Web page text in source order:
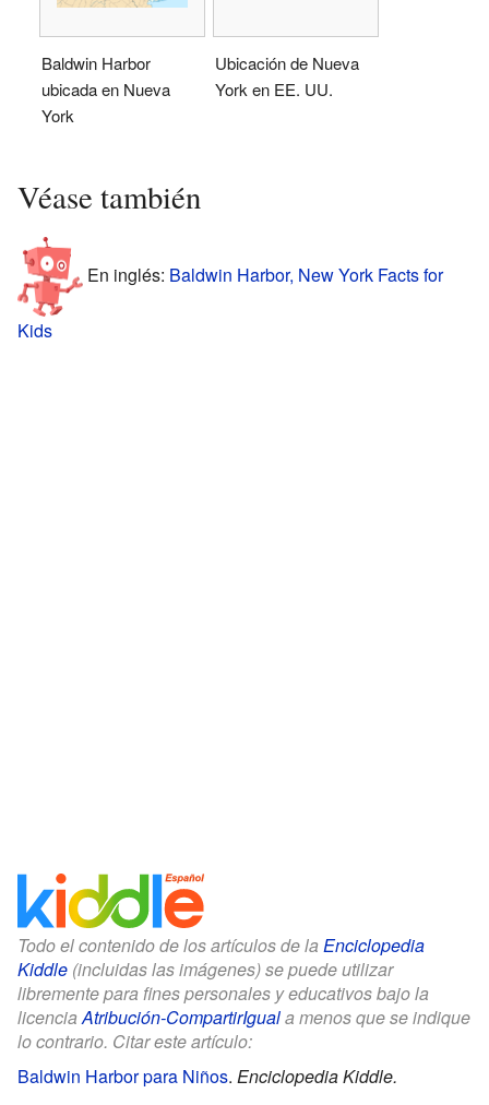
Baldwin Harbor
ubicada en Nueva
York
Ubicación de Nueva
York en EE. UU.
Véase también
En inglés: Baldwin Harbor, New York Facts for
Kids
Todo el contenido de los artículos de la Enciclopedia
Kiddle (incluidas las imágenes) se puede utilizar
libremente para fines personales y educativos bajo la
licenciaAtribución-CompartirIguala menos que se indique
lo contrario. Citar este artículo:
Baldwin Harbor para Niños. Enciclopedia Kiddle.